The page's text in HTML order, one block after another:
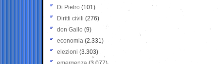
Di Pietro (101)
Diritti civili (276)
don Gallo (9)
economia (2.331)
elezioni (3.303)